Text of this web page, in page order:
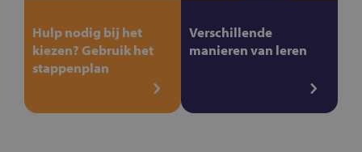
Hulp nodig bij het
kiezen? Gebruik het
stappenplan
Verschillende
manieren van leren